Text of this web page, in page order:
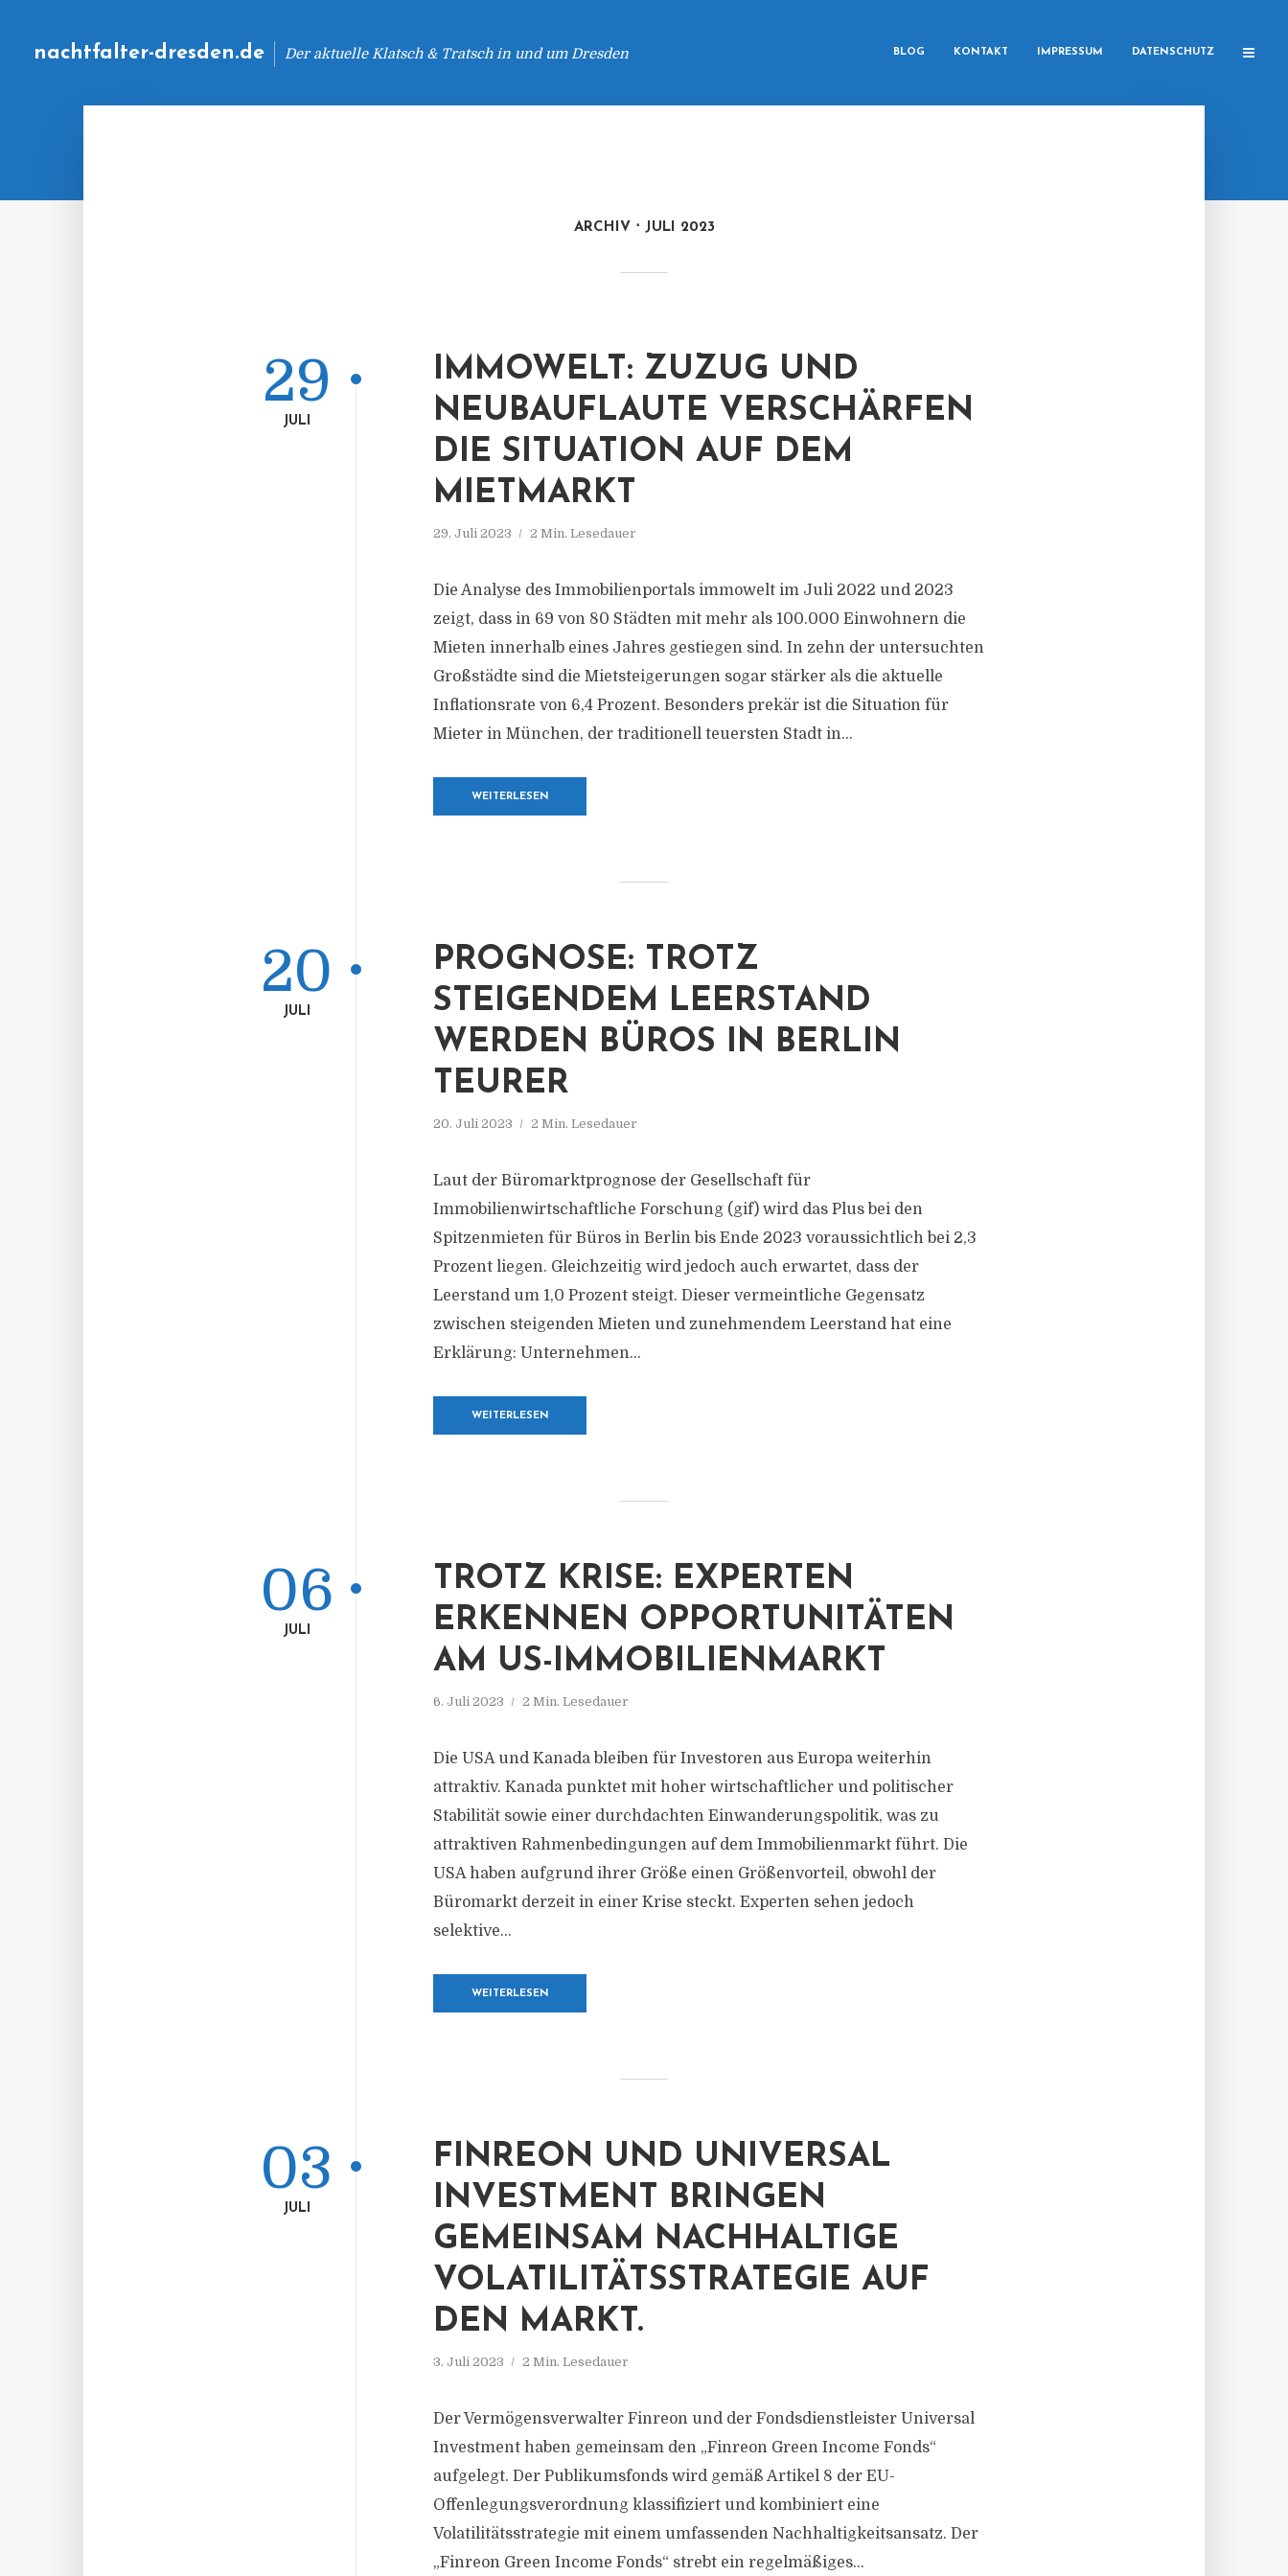
nachtfalter-dresden.de Der aktuelle Klatsch & Tratsch in und um Dresden BLOG KONTAKT IMPRESSUM DATENSCHUTZ
ARCHIV JULI 2023
IMMOWELT: ZUZUG UND
NEUBAUFLAUTE VERSCHÄRFEN
DIE SITUATION AUF DEM
MIETMARKT
29. Juli 2023 2 Min. Lesedauer
29
JULI
Die Analyse des Immobilienportals immowelt im Juli 2022 und 2023
zeigt, dass in 69 von 80 Städten mit mehr als 100.000 Einwohnern die
Mieten innerhalb eines Jahres gestiegen sind. In zehn der untersuchten
Großstädte sind die Mietsteigerungen sogar stärker als die aktuelle
Inflationsrate von 6,4 Prozent. Besonders prekär ist die Situation für
Mieter in München, der traditionell teuersten Stadt in...
WEITERLESEN
PROGNOSE: TROTZ
STEIGENDEM LEERSTAND
WERDEN BÜROS IN BERLIN
TEURER
20. Juli 2023 2 Min. Lesedauer
20
JULI
Laut der Büromarktprognose der Gesellschaft für
Immobilienwirtschaftliche Forschung (gif) wird das Plus bei den
Spitzenmieten für Büros in Berlin bis Ende 2023 voraussichtlich bei 2,3
Prozent liegen. Gleichzeitig wird jedoch auch erwartet, dass der
Leerstand um 1,0 Prozent steigt. Dieser vermeintliche Gegensatz
zwischen steigenden Mieten und zunehmendem Leerstand hat eine
Erklärung: Unternehmen...
WEITERLESEN
TROTZ KRISE: EXPERTEN
ERKENNEN OPPORTUNITÄTEN
AM US-IMMOBILIENMARKT
6. Juli 2023 2 Min. Lesedauer
06
JULI
Die USA und Kanada bleiben für Investoren aus Europa weiterhin
attraktiv. Kanada punktet mit hoher wirtschaftlicher und politischer
Stabilität sowie einer durchdachten Einwanderungspolitik, was zu
attraktiven Rahmenbedingungen auf dem Immobilienmarkt führt. Die
USA haben aufgrund ihrer Größe einen Größenvorteil, obwohl der
Büromarkt derzeit in einer Krise steckt. Experten sehen jedoch
selektive...
WEITERLESEN
FINREON UND UNIVERSAL
INVESTMENT BRINGEN
GEMEINSAM NACHHALTIGE
VOLATILITÄTSSTRATEGIE AUF
DEN MARKT.
3. Juli 2023 2 Min. Lesedauer
03
JULI
Der Vermögensverwalter Finreon und der Fondsdienstleister Universal
Investment haben gemeinsam den „Finreon Green Income Fonds“
aufgelegt. Der Publikumsfonds wird gemäß Artikel 8 der EU-
Offenlegungsverordnung klassifiziert und kombiniert eine
Volatilitätsstrategie mit einem umfassenden Nachhaltigkeitsansatz. Der
„Finreon Green Income Fonds“ strebt ein regelmäßiges...